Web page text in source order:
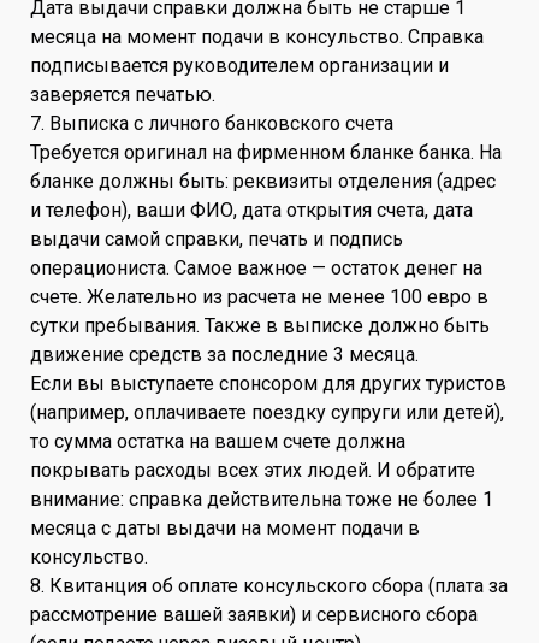
Дата выдачи справки должна быть не старше 1
месяца на момент подачи в консульство. Справка
подписывается руководителем организации и
заверяется печатью.
7. Выписка с личного банковского счета
Требуется оригинал на фирменном бланке банка. На
бланке должны быть: реквизиты отделения (адрес
и телефон), ваши ФИО, дата открытия счета, дата
выдачи самой справки, печать и подпись
операциониста. Самое важное — остаток денег на
счете. Желательно из расчета не менее 100 евро в
сутки пребывания. Также в выписке должно быть
движение средств за последние 3 месяца.
Если вы выступаете спонсором для других туристов
(например, оплачиваете поездку супруги или детей),
то сумма остатка на вашем счете должна
покрывать расходы всех этих людей. И обратите
внимание: справка действительна тоже не более 1
месяца с даты выдачи на момент подачи в
консульство.
8. Квитанция об оплате консульского сбора (плата за
рассмотрение вашей заявки) и сервисного сбора